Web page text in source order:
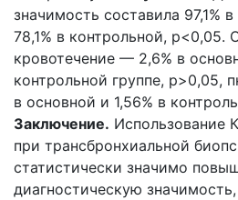
значимость составила 97,1%
78,1% в контрольной, p<0,05.
кровотечение — 2,6% в
контрольной группе, p>0,05,
в основной и 1,56% в
Заключение. Использование
при трансбронхиальной
статистически значимо
диагностическую